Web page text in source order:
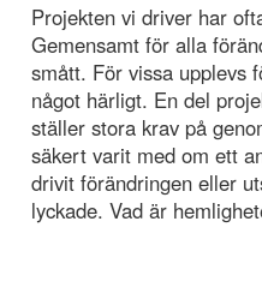
Projekten vi driver har
Gemensamt för alla
smått. För vissa upplevs
något härligt. En del
ställer stora krav på
säkert varit med om ett
drivit förändringen eller
lyckade. Vad är